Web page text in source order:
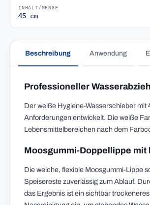
INHALT/MENGE
45 cm
Beschreibung Anwendung
Professioneller
Der weiße Hygiene-Wasserschieber
Anforderungen entwickelt. Die weiße
Lebensmittelbereichen nach dem
Moosgummi-Doppellippe mit
Die weiche, flexible Moosgummi-Lippe
Speisereste zuverlässig zum Ablauf.
das Ergebnis ist ein sichtbar